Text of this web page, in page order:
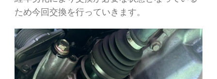
ため今回交換を行っていきます。